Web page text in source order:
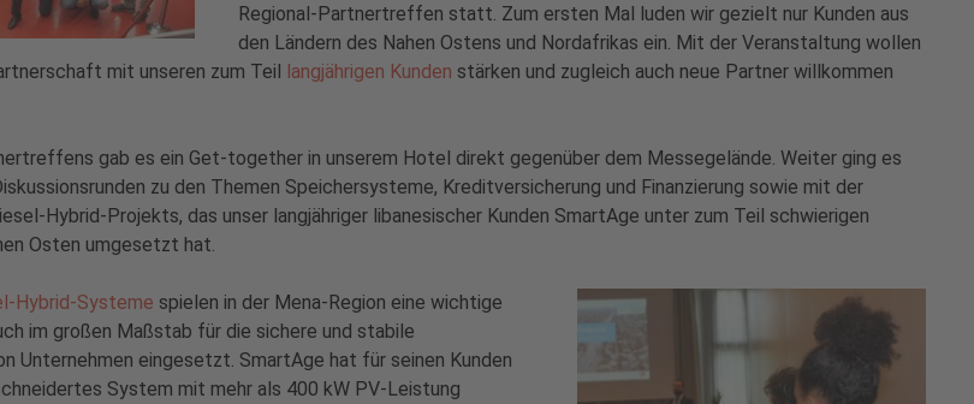
Regional-Partnertreffen statt. Zum ersten Mal luden wir gezielt nur Kunden aus
den Ländern des Nahen Ostens und Nordafrikas ein. Mit der Veranstaltung wollen
mit unseren zum Teil langjährigen Kunden stärken und zugleich auch neue Partner willkommen
gab es ein Get-together in unserem Hotel direkt gegenüber dem Messegelände. Weiter ging es
zu den Themen Speichersysteme, Kreditversicherung und Finanzierung sowie mit der
Hybrid-Projekts, das unser langjähriger libanesischer Kunden SmartAge unter zum Teil schwierigen
Osten umgesetzt hat.
Hybrid-Systeme spielen in der Mena-Region eine wichtige
im großen Maßstab für die sichere und stabile
Unternehmen eingesetzt. SmartAge hat für seinen Kunden
System mit mehr als 400 kW PV-Leistung